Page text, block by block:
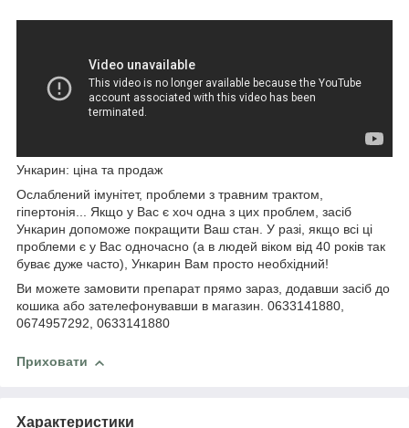
Ункарин: ціна та продаж
Ослаблений імунітет, проблеми з травним трактом,
гіпертонія... Якщо у Вас є хоч одна з цих проблем, засіб
Ункарин допоможе покращити Ваш стан. У разі, якщо всі ці
проблеми є у Вас одночасно (а в людей віком від 40 років так
буває дуже часто), Ункарин Вам просто необхідний!
Ви можете замовити препарат прямо зараз, додавши засіб до
кошика або зателефонувавши в магазин. 0633141880,
0674957292, 0633141880
Приховати
Характеристики